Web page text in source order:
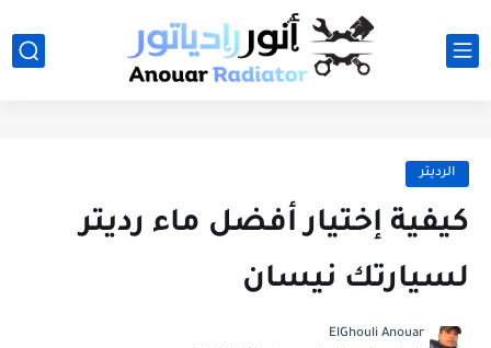
الرديتر
كيفية إختيار أفضل ماء رديتر
لسيارتك نيسان
ElGhouli Anouar